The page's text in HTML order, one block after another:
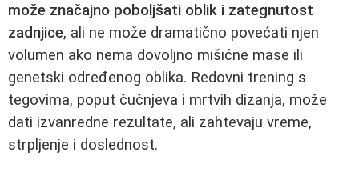
može značajno poboljšati oblik i zategnutost
zadnjice, ali ne može dramatično povećati njen
volumen ako nema dovoljno mišićne mase ili
genetski određenog oblika. Redovni trening s
tegovima, poput čučnjeva i mrtvih dizanja, može
dati izvanredne rezultate, ali zahtevaju vreme,
strpljenje i doslednost.